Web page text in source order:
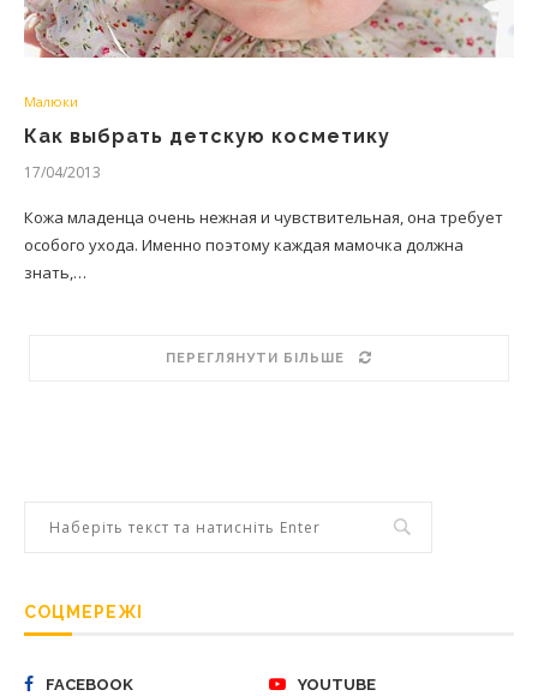
Малюки
Как выбрать детскую косметику
17/04/2013
Кожа младенца очень нежная и чувствительная, она требует
особого ухода. Именно поэтому каждая мамочка должна
знать,…
ПЕРЕГЛЯНУТИ БІЛЬШЕ
СОЦМЕРЕЖІ
FACEBOOK YOUTUBE